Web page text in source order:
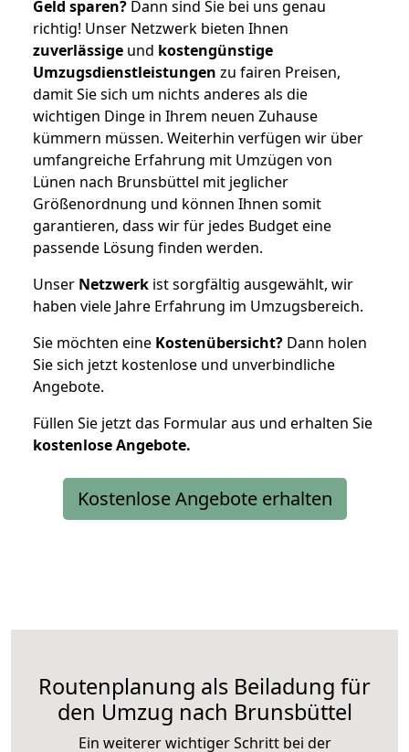
Geld sparen? Dann sind Sie bei uns genau
richtig! Unser Netzwerk bieten Ihnen
zuverlässige und kostengünstige
Umzugsdienstleistungen zu fairen Preisen,
damit Sie sich um nichts anderes als die
wichtigen Dinge in Ihrem neuen Zuhause
kümmern müssen. Weiterhin verfügen wir über
umfangreiche Erfahrung mit Umzügen von
Lünen nach Brunsbüttel mit jeglicher
Größenordnung und können Ihnen somit
garantieren, dass wir für jedes Budget eine
passende Lösung finden werden.
Unser Netzwerk ist sorgfältig ausgewählt, wir
haben viele Jahre Erfahrung im Umzugsbereich.
Sie möchten eine Kostenübersicht? Dann holen
Sie sich jetzt kostenlose und unverbindliche
Angebote.
Füllen Sie jetzt das Formular aus und erhalten Sie
kostenloseAngebote.
Kostenlose Angebote erhalten
Routenplanung als Beiladung für
den Umzug nach Brunsbüttel
Ein weiterer wichtiger Schritt bei der